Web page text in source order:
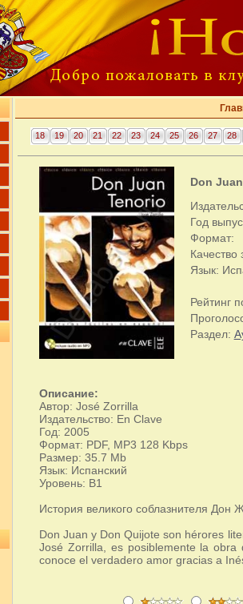
18 19 20 21 22 23 24 25 26 27 28
Don
Год
Формат:
Качество
Язык:
Рейтинг
Раздел:
Описание:
Автор: José Zorrilla
Издательство: En Clave
Год: 2005
Формат: PDF, MP3 128 Kbps
Размер: 35.7 Mb
Язык: Испанский
Уровень: B1
История великого соблазнителя Дон
Don Juan y Don Quijote son hérores
José Zorrilla, es posiblemente la
conoce el verdadero amor gracias a